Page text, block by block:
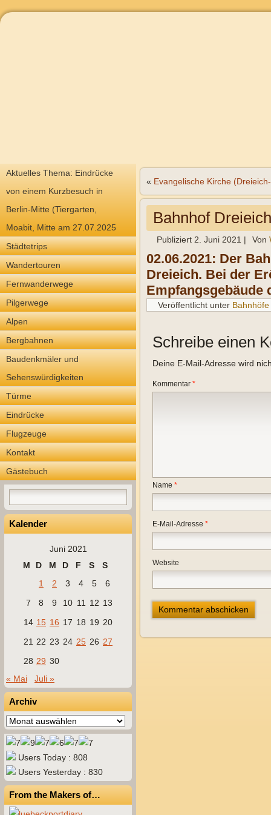
Aktuelles Thema: Eindrücke
von einem Kurzbesuch in
Berlin-Mitte (Tiergarten,
Moabit, Mitte am 27.07.2025
Städtetrips
Wandertouren
Fernwanderwege
Pilgerwege
Alpen
Bergbahnen
Baudenkmäler und
Sehenswürdigkeiten
Türme
Eindrücke
Flugzeuge
Kontakt
Gästebuch
Kalender
Juni 2021
M
D M D F S
S
1
2 3 4 5
6
7
8 9 10 11 12 13
14 15 16 17 18 19 20
21 22 23 24 25 26 27
28 29 30
« Mai
Juli »
Archiv
Archiv
Users Today : 808
Users Yesterday : 830
From the Makers of…
« Evangelische Kirche
Bahnhof
Publiziert 2. Juni 2021 | Von
02.06.2021: Der
Dreieich. Bei der
Empfangsgebäude
Veröffentlicht unter Bahnhöfe
Schreibe einen
Deine E-Mail-Adresse wird
Kommentar *
Name *
E-Mail-Adresse *
Website